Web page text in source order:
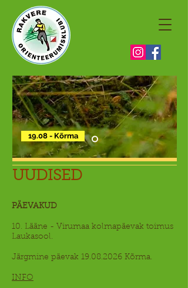
19.08 - Kõrma
UUDISED
​PÄEVAKUD
10. Lääne - Virumaa kolmapäevak toimus
Laukasool.
Järgmine päevak 19.08.2026 Kõrma.
INFO